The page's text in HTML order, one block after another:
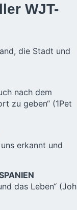
WJT-
die Stadt und
nach dem
zu geben“ (1Pet
erkannt und
das Leben“ (Joh